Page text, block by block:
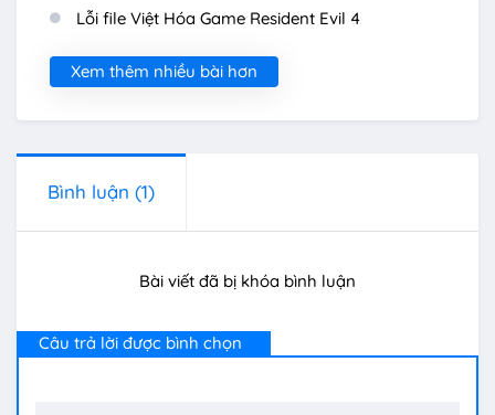
Lỗi file Việt Hóa Game Resident Evil 4
Xem thêm nhiều bài hơn
Bình luận (1)
Bài viết đã bị khóa bình luận
Câu trả lời được bình chọn